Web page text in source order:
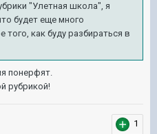
"Улетная школа", я
будет еще много
того, как буду разбираться в
понерфят.
рубрикой!
1